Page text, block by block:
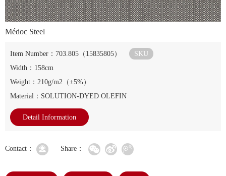
Médoc Steel
Item Number：703.805（15835805）
SKU
Width：158cm
Weight：210g/m2（±5%）
Material：SOLUTION-DYED OLEFIN
Detail Information
Contact： Share：